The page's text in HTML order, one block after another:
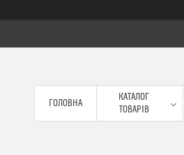
ГОЛОВНА
КАТАЛОГ
ТОВАРІВ